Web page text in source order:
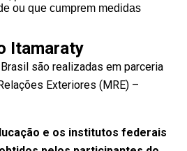
ou que cumprem medidas
Itamaraty
são realizadas em parceria
Exteriores (MRE) –
e os institutos federais